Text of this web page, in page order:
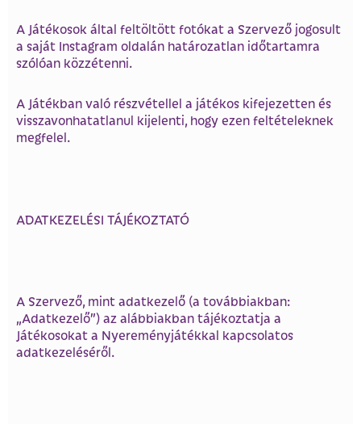
A Játékosok által feltöltött fotókat a Szervező jogosult
a saját Instagram oldalán határozatlan időtartamra
szólóan közzétenni.
A Játékban való részvétellel a játékos kifejezetten és
visszavonhatatlanul kijelenti, hogy ezen feltételeknek
megfelel.
ADATKEZELÉSI TÁJÉKOZTATÓ
A Szervező, mint adatkezelő (a továbbiakban:
„Adatkezelő”) az alábbiakban tájékoztatja a
Játékosokat a Nyereményjátékkal kapcsolatos
adatkezeléséről.